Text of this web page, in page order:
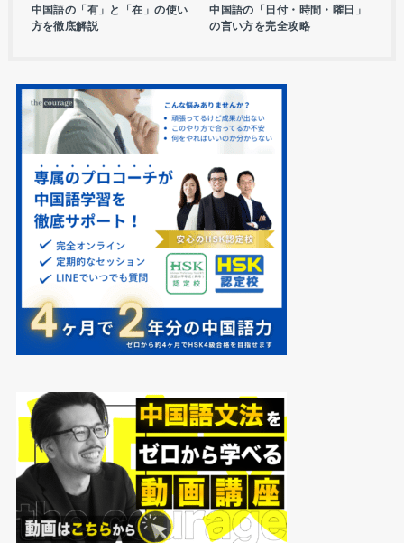
中国語の「有」と「在」の使い
方を徹底解説
中国語の「日付・時間・曜日」
の言い方を完全攻略